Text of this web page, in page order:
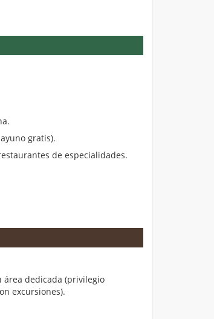
gratis).
de especialidades.
dedicada (privilegio
excursiones).